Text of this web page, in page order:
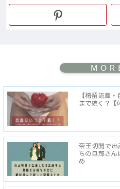
【稽留流産
まで続く？【
帝王切開で出
ちの旦那さん
め